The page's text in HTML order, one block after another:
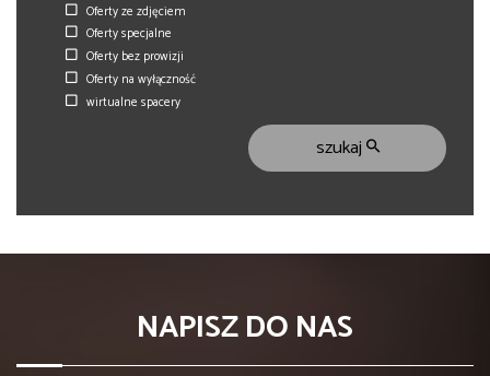
Oferty ze zdjęciem
Oferty specjalne
Oferty bez prowizji
Oferty na wyłączność
wirtualne spacery
szukaj
NAPISZ DO NAS